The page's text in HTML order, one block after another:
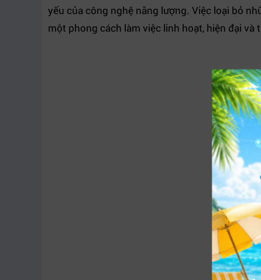
yếu của công nghệ năng lượng. Việc loại bỏ
một phong cách làm việc linh hoạt, hiện đại